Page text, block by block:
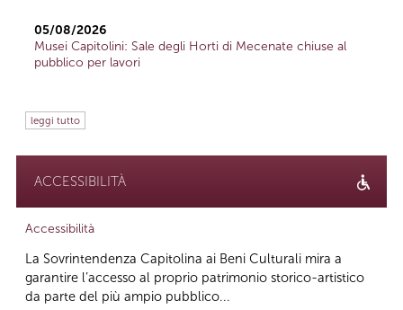
05/08/2026
Musei Capitolini: Sale degli Horti di Mecenate chiuse al
pubblico per lavori
leggi tutto
ACCESSIBILITÀ
Accessibilità
La Sovrintendenza Capitolina ai Beni Culturali mira a
garantire l’accesso al proprio patrimonio storico-artistico
da parte del più ampio pubblico...